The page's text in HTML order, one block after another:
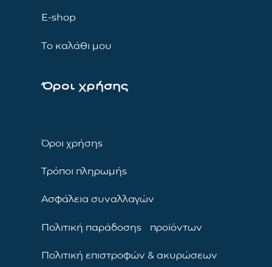
E-shop
Το καλάθι μου
Όροι χρήσης
Όροι χρήσης
Τρόποι πληρωμής
Ασφάλεια συναλλαγών
Πολιτική παράδοσης προϊόντων
Πολιτική επιστροφών & ακυρώσεων